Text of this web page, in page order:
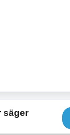
säger